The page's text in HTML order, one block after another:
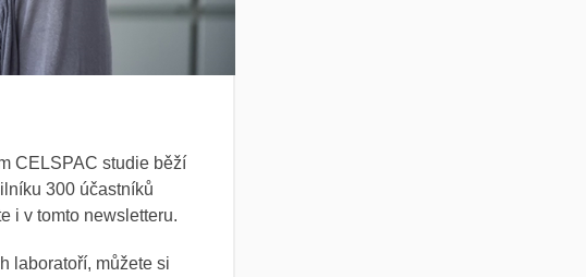
CELSPAC studie běží
300 účastníků
i v tomto newsletteru.
laboratoří, můžete si